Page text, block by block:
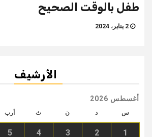
طفل بالوقت الصحيح
الأرشيف
أغسطس 2026
س د ن ث أرب
1
2
3
4
5